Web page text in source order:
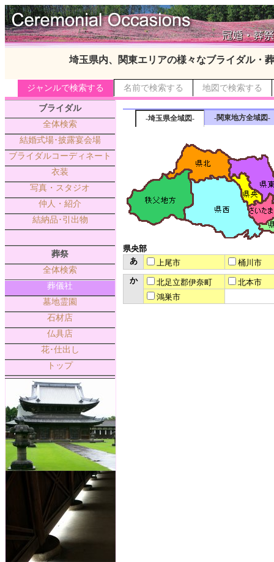
埼玉県内、関東エリアの様々なブライダル・
ジャンルで検索する 名前で検索する 地図で検索する
ブライダル
全体検索
結婚式場･披露宴会場
ブライダルコーディネート
衣装
写真・スタジオ
仲人・紹介
結納品･引出物
葬祭
全体検索
葬儀社
墓地霊園
石材店
仏具店
花･仕出し
トップ
-埼玉県全域図- -関東地方全域図-
県央部
あ
上尾市
桶川市
か
北足立郡伊奈町
北本市
鴻巣市